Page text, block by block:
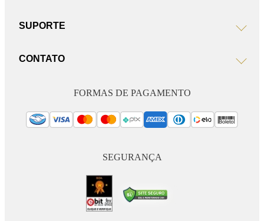
SUPORTE
CONTATO
FORMAS DE PAGAMENTO
SEGURANÇA